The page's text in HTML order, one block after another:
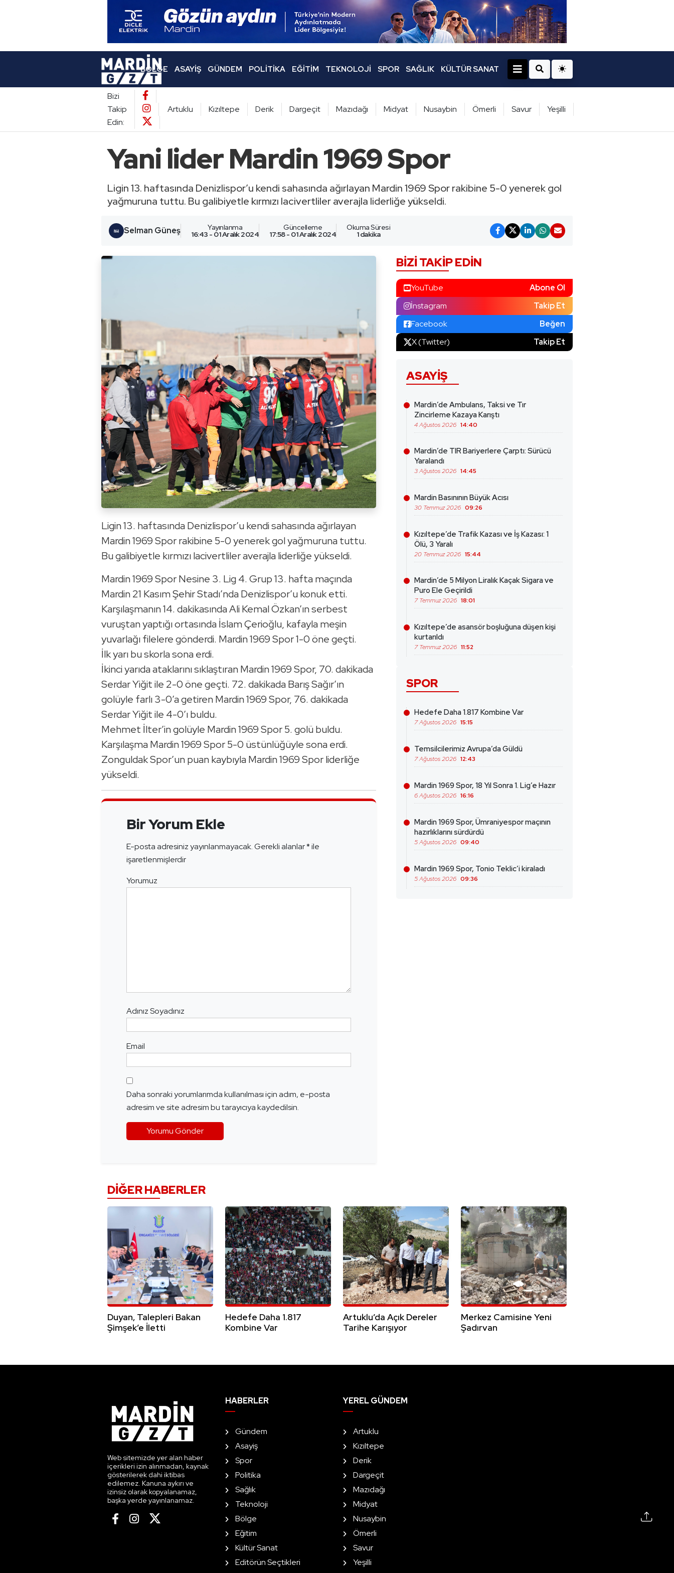
BÖLGE ASAYIŞ GÜNDEM POLITIKA EĞITIM TEKNOLOJI SPOR SAĞLIK KÜLTÜR SANAT
Bizi
Takip
Edin:
Artuklu Kızıltepe Derik Dargeçit Mazıdağı Midyat Nusaybin Ömerli Savur Yeşilli
Yani lider Mardin 1969 Spor
Ligin 13. haftasında Denizlispor’u kendi sahasında ağırlayan Mardin 1969 Spor rakibine 5-0 yenerek gol
yağmuruna tuttu. Bu galibiyetle kırmızı lacivertliler averajla liderliğe yükseldi.
Selman Güneş Yayınlanma
16:43 - 01 Aralık 2024
Güncelleme
17:58 - 01 Aralık 2024
Okuma Süresi
1 dakika
Ligin 13. haftasında Denizlispor’u kendi sahasında ağırlayan
Mardin 1969 Spor rakibine 5-0 yenerek gol yağmuruna tuttu.
Bu galibiyetle kırmızı lacivertliler averajla liderliğe yükseldi.
Mardin 1969 Spor Nesine 3. Lig 4. Grup 13. hafta maçında
Mardin 21 Kasım Şehir Stadı’nda Denizlispor’u konuk etti.
Karşılaşmanın 14. dakikasında Ali Kemal Özkan’ın serbest
vuruştan yaptığı ortasında İslam Çerioğlu, kafayla meşin
yuvarlağı filelere gönderdi. Mardin 1969 Spor 1-0 öne geçti.
İlk yarı bu skorla sona erdi.
İkinci yarıda ataklarını sıklaştıran Mardin 1969 Spor, 70. dakikada
Serdar Yiğit ile 2-0 öne geçti. 72. dakikada Barış Sağır’ın
golüyle farlı 3-0’a getiren Mardin 1969 Spor, 76. dakikada
Serdar Yiğit ile 4-0’ı buldu.
Mehmet İlter’in golüyle Mardin 1969 Spor 5. golü buldu.
Karşılaşma Mardin 1969 Spor 5-0 üstünlüğüyle sona erdi.
Zonguldak Spor’un puan kaybıyla Mardin 1969 Spor liderliğe
yükseldi.
Bir Yorum Ekle
E-posta adresiniz yayınlanmayacak.Gerekli alanlar*ile
işaretlenmişlerdir
Yorumuz
Adınız Soyadınız
Email
Daha sonraki yorumlarımda kullanılması için adım, e-posta
adresim ve site adresim bu tarayıcıya kaydedilsin.
BIZI TAKIP EDIN
YouTube
Abone Ol
İnstagram
Takip Et
Facebook
Beğen
X (Twitter)
Takip Et
ASAYIŞ
Mardin’de Ambulans, Taksi ve Tır
Zincirleme Kazaya Karıştı
4 Ağustos 2026 14:40
Mardin’de TIR Bariyerlere Çarptı: Sürücü
Yaralandı
3 Ağustos 2026 14:45
Mardin Basınının Büyük Acısı
30 Temmuz 2026 09:26
Kızıltepe’de Trafik Kazası ve İş Kazası: 1
Ölü, 3 Yaralı
20 Temmuz 2026 15:44
Mardin’de 5 Milyon Liralık Kaçak Sigara ve
Puro Ele Geçirildi
7 Temmuz 2026 18:01
Kızıltepe’de asansör boşluğuna düşen kişi
kurtarıldı
7 Temmuz 2026 11:52
SPOR
Hedefe Daha 1.817 Kombine Var
7 Ağustos 2026 15:15
Temsilcilerimiz Avrupa’da Güldü
7 Ağustos 2026 12:43
Mardin 1969 Spor, 18 Yıl Sonra 1. Lig’e Hazır
6 Ağustos 2026 16:16
Mardin 1969 Spor, Ümraniyespor maçının
hazırlıklarını sürdürdü
5 Ağustos 2026 09:40
Mardin 1969 Spor, Tonio Teklic’i kiraladı
5 Ağustos 2026 09:36
DIĞER HABERLER
Duyan, Talepleri Bakan
Şimşek’e İletti
Hedefe Daha 1.817
Kombine Var
Artuklu’da Açık Dereler
Tarihe Karışıyor
Merkez Camisine Yeni
Şadırvan
Web sitemizde yer alan haber
içerikleri izin alınmadan, kaynak
gösterilerek dahi iktibas
edilemez. Kanuna aykırı ve
izinsiz olarak kopyalanamaz,
başka yerde yayınlanamaz.
HABERLER
Gündem
Asayiş
Spor
Politika
Sağlık
Teknoloji
Bölge
Eğitim
Kültür Sanat
Editörün Seçtikleri
YEREL GÜNDEM
Artuklu
Kızıltepe
Derik
Dargeçit
Mazıdağı
Midyat
Nusaybin
Ömerli
Savur
Yeşilli